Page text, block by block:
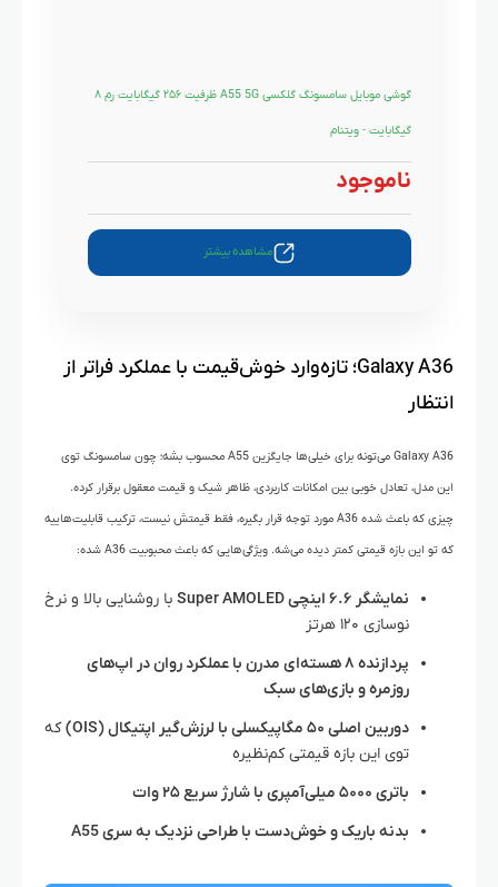
گوشی موبایل سامسونگ گلکسی A55 5G ظرفیت ۲۵۶ گیگابایت رم ۸
گیگابایت - ویتنام
ناموجود
مشاهده بیشتر
Galaxy A36؛ تازه‌وارد خوش‌قیمت با عملکرد فراتر از
انتظار
Galaxy A36 می‌تونه برای خیلی‌ها جایگزین A55 محسوب بشه؛ چون سامسونگ توی
این مدل، تعادل خوبی بین امکانات کاربردی، ظاهر شیک و قیمت معقول برقرار کرده.
چیزی که باعث شده A36 مورد توجه قرار بگیره، فقط قیمتش نیست، ترکیب قابلیت‌هاییه
که تو این بازه قیمتی کمتر دیده می‌شه. ویژگی‌هایی که باعث محبوبیت A36 شده:
نمایشگر ۶.۶ اینچی Super AMOLED
با روشنایی بالا و نرخ
نوسازی ۱۲۰ هرتز
پردازنده ۸ هسته‌ای مدرن با عملکرد روان در اپ‌های
روزمره و بازی‌های سبک
دوربین اصلی ۵۰ مگاپیکسلی با لرزش‌گیر اپتیکال (OIS)
که
توی این بازه قیمتی کم‌نظیره
باتری ۵۰۰۰ میلی‌آمپری با شارژ سریع ۲۵ وات
بدنه باریک و خوش‌دست با طراحی نزدیک به سری A55